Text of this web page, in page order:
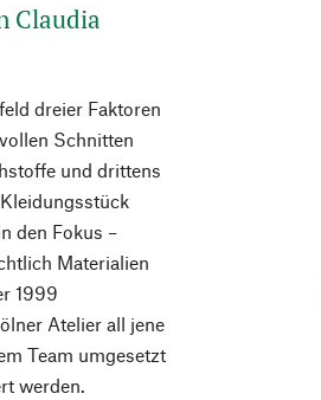
Claudia
dreier Faktoren
Schnitten
und drittens
den Fokus –
Materialien
1999
Atelier all jene
Team umgesetzt
werden.